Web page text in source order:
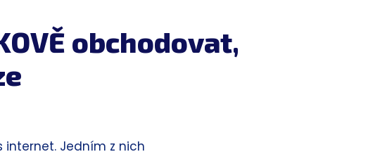
obchodovat,
internet. Jedním z nich